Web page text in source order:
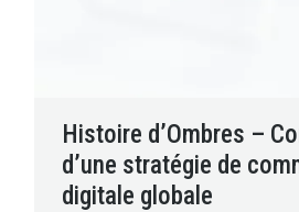
Histoire d’Ombres –
d’une stratégie de
digitale globale